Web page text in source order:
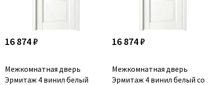
16 874 ₽
Межкомнатная дверь
Эрмитаж 4 винил белый
16 874 ₽
Межкомнатная дверь
Эрмитаж 4 винил белый со